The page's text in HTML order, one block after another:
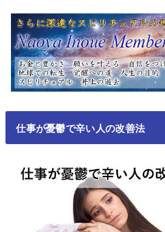
仕事が憂鬱で辛い人の改善法